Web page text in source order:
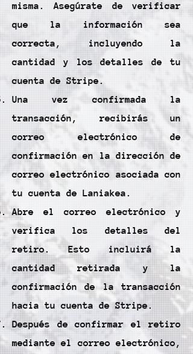
misma. Asegúrate de verificar
que la información sea
correcta, incluyendo la
cantidad y los detalles de tu
cuenta de Stripe.
Una vez confirmada la
transacción, recibirás un
correo electrónico de
confirmación en la dirección de
correo electrónico asociada con
tu cuenta de Laniakea.
Abre el correo electrónico y
verifica los detalles del
retiro. Esto incluirá la
cantidad retirada y la
confirmación de la transacción
hacia tu cuenta de Stripe.
Después de confirmar el retiro
mediante el correo electrónico,